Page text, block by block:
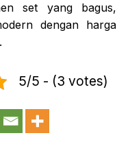
set yang bagus,
dengan harga
5/5 - (3 votes)